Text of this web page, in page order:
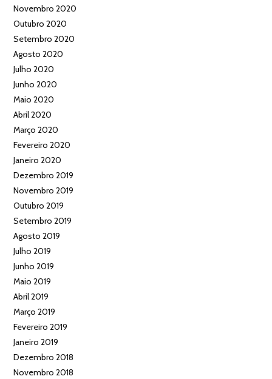
Novembro 2020
Outubro 2020
Setembro 2020
Agosto 2020
Julho 2020
Junho 2020
Maio 2020
Abril 2020
Março 2020
Fevereiro 2020
Janeiro 2020
Dezembro 2019
Novembro 2019
Outubro 2019
Setembro 2019
Agosto 2019
Julho 2019
Junho 2019
Maio 2019
Abril 2019
Março 2019
Fevereiro 2019
Janeiro 2019
Dezembro 2018
Novembro 2018